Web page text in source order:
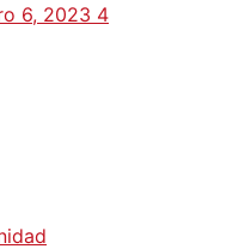
6, 2023 4